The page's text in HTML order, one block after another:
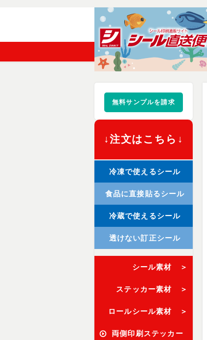
無料サンプルを請求
↓注文はこちら↓
冷凍で使えるシール
食品に直接貼るシール
冷蔵で使えるシール
透けない訂正シール
シール素材 ＞
ステッカー素材 ＞
ロールシール素材 ＞
両側印刷ステッカー